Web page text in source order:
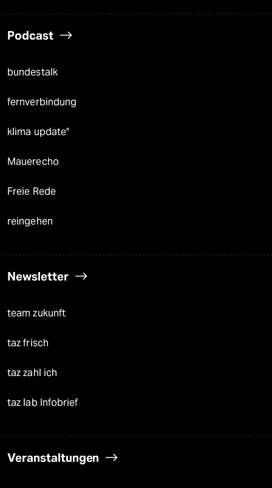
Podcast
bundestalk
fernverbindung
klima update°
Mauerecho
Freie Rede
reingehen
Newsletter
team zukunft
taz frisch
taz zahl ich
taz lab Infobrief
Veranstaltungen